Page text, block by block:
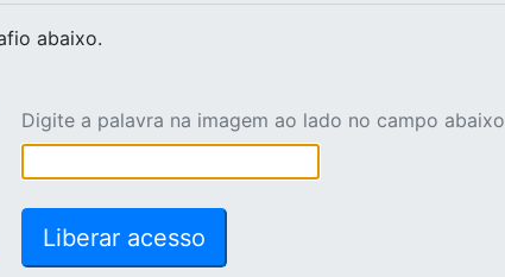
abaixo.
Digite a palavra na imagem ao lado no campo abaixo